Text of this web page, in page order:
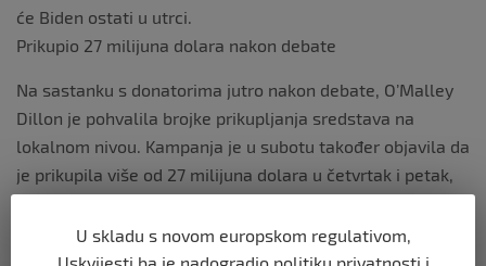
će Biden ostati u utrci.
Prikupio 27 milijuna dolara nakon debate
Na sastanku s donatorima jutro nakon debate, O’Malley
Dillon je pohvalila brojke prikupljanja sredstava na
lokalnom nivou. Kampanja je u subotu također objavila da
je prikupila više od 27 milijuna dolara u četvrtak i petak,
O’Malley Dillon poslala je u subotu poslijepodne poslala
U skladu s novom europskom regulativom,
Uskvijesti.ba je nadogradio politiku privatnosti i